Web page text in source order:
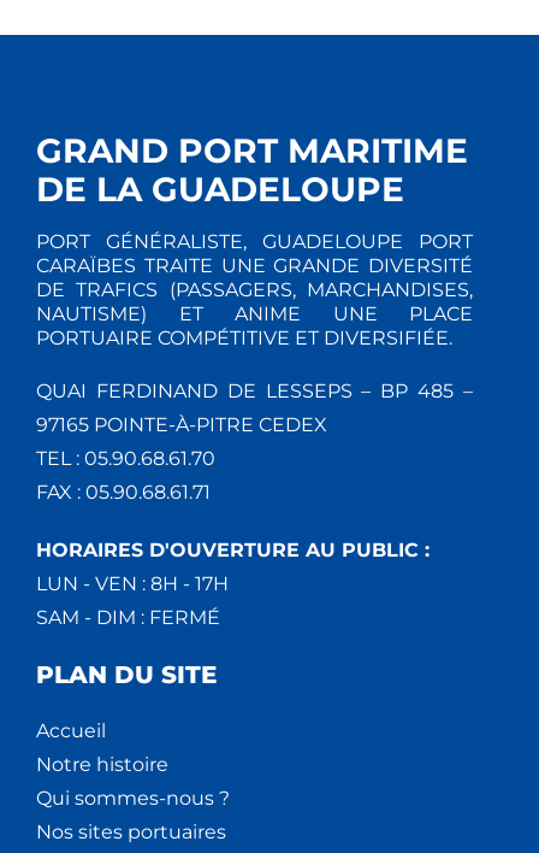
GRAND PORT MARITIME
DE LA GUADELOUPE
PORT GÉNÉRALISTE, GUADELOUPE PORT
CARAÏBES TRAITE UNE GRANDE DIVERSITÉ
DE TRAFICS (PASSAGERS, MARCHANDISES,
NAUTISME) ET ANIME UNE PLACE
PORTUAIRE COMPÉTITIVE ET DIVERSIFIÉE.
QUAI FERDINAND DE LESSEPS – BP 485 –
97165 POINTE-À-PITRE CEDEX
TEL : 05.90.68.61.70
FAX : 05.90.68.61.71
HORAIRES D'OUVERTURE AU PUBLIC :
LUN - VEN : 8H - 17H
SAM - DIM : FERMÉ
PLAN DU SITE
Accueil
Notre histoire
Qui sommes-nous ?
Nos sites portuaires